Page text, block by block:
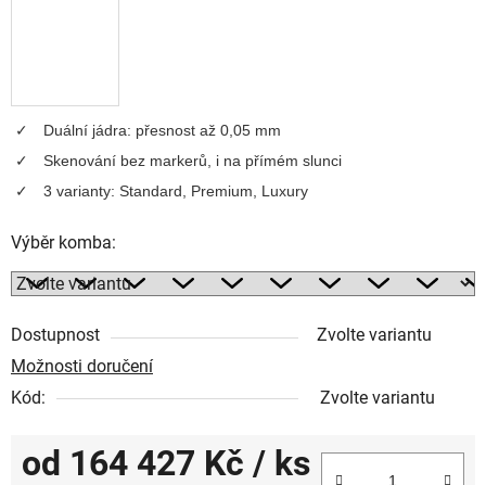
Duální jádra: přesnost až 0,05 mm
Skenování bez markerů, i na přímém slunci
3 varianty: Standard, Premium, Luxury
Výběr komba:
Dostupnost
Zvolte variantu
Možnosti doručení
Kód:
Zvolte variantu
od 164 427 Kč / ks